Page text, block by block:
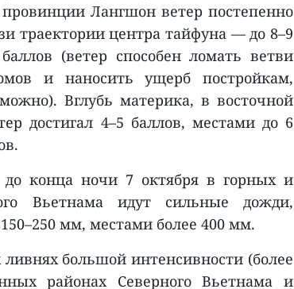
Лангшон ветер постепенно
траектории центра тайфуна — до 8–9
(ветер способен ломать ветви
и наносить ущерб постройкам,
Вглубь материка, в восточной
достигал 4–5 баллов, местами до 6
конца ночи 7 октября в горных и
Вьетнама идут сильные дожди,
мм, местами более 400 мм.
большой интенсивности (более
районах Северного Вьетнама и